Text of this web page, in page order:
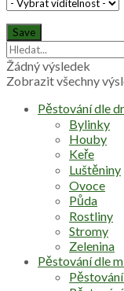
Žádný výsledek
Zobrazit všechny
Pěstování dle
Bylinky
Houby
Keře
Luštěniny
Ovoce
Půda
Rostliny
Stromy
Zelenina
Pěstování dle